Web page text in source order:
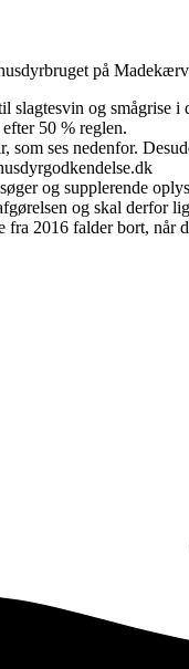
på
slagtesvin og
50 % reglen.
ses nedenfor.
og supplerende
og skal derfor
2016 falder bort,